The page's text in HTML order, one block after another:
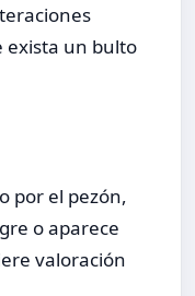
exista un bulto
por el pezón,
o aparece
valoración